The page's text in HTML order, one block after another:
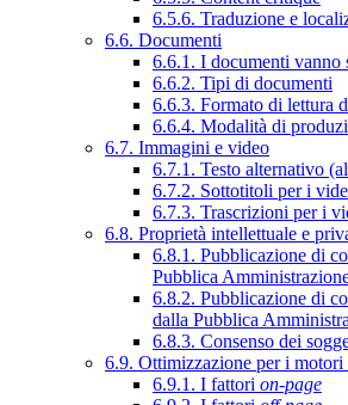
6.5.6. Traduzione e
6.6. Documenti
6.6.1. I documenti vanno
6.6.2. Tipi di documenti
6.6.3. Formato di lettura
6.6.4. Modalità di
6.7. Immagini e video
6.7.1. Testo alternativo
6.7.2. Sottotitoli per i
6.7.3. Trascrizioni per i
6.8. Proprietà intellettuale e
6.8.1. Pubblicazione di
Pubblica
6.8.2. Pubblicazione di
dalla Pubblica
6.8.3. Consenso dei
6.9. Ottimizzazione per i
6.9.1. I fattori on-page